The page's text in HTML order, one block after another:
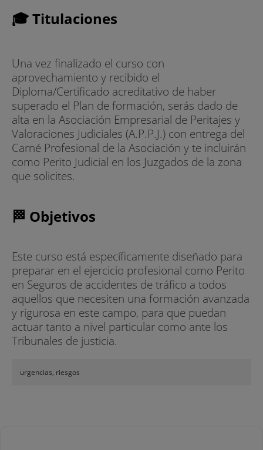
🎓 Titulaciones
Una vez finalizado el curso con
aprovechamiento y recibido el
Diploma/Certificado acreditativo de haber
superado el Plan de formación, serás dado de
alta en la Asociación Empresarial de Peritajes y
Valoraciones Judiciales (A.P.P.J.) con entrega del
Carné Profesional de la Asociación y te incluirán
como Perito Judicial en los Juzgados de la zona
que solicites.
🏁 Objetivos
Este curso está específicamente diseñado para
preparar en el ejercicio profesional como Perito
en Seguros de accidentes de tráfico a todos
aquellos que necesiten una formación avanzada
y rigurosa en este campo, para que puedan
actuar tanto a nivel particular como ante los
Tribunales de justicia.
urgencias, riesgos